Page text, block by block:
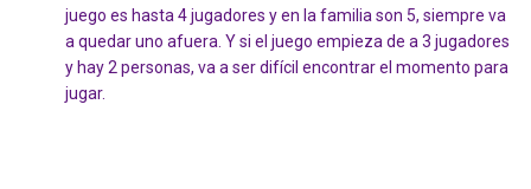
juego es hasta 4 jugadores y en la familia son 5, siempre va
a quedar uno afuera. Y si el juego empieza de a 3 jugadores
y hay 2 personas, va a ser difícil encontrar el momento para
jugar.